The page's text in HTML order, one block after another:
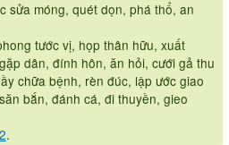
sửa móng, quét dọn, phá thổ, an
tước vị, họp thân hữu, xuất
dân, đính hôn, ăn hỏi, cưới gả thu
chữa bệnh, rèn đúc, lập ước giao
bắn, đánh cá, đi thuyền, gieo
.